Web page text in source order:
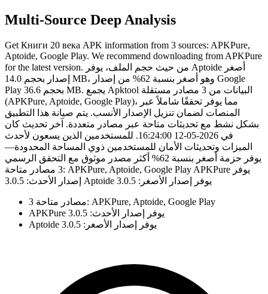
Multi-Source Deep Analysis
Get Книги 20 века APK information from 3 sources: APKPure,
Aptoide, Google Play. We recommend downloading from APKPure
for the latest version. من حيث حجم الملف، يوفر Aptoide أصغر
إصدار بحجم 14.0 MB، وهو أصغر بنسبة 62% من إصدار Google
Play بحجم 36.6 MB. يجمع Apktool البيانات من 3 مصادر مستقلة
(APKPure, Aptoide, Google Play)، مما يوفر تحققًا شاملاً عبر
المنصات لضمان تنزيل الإصدار الأنسب. يتم صيانة هذا التطبيق
بشكل نشط مع تحديثات متاحة عبر مصادر متعددة. آخر تحديث كان
في 2026-05-12 16:24:00. للمستخدمين الذين يسعون لأحدث
الميزات وتحديثات الأمان للمستخدمين ذوي المساحة المحدودة—
يوفر حزمة أصغر بنسبة 62% أكثر مصدر موثوق مع التحقق الرسمي
3 مصادر متاحة: APKPure, Aptoide, Google Play APKPure يوفر
إصدار الأحدث: 3.0.5 Aptoide يوفر إصدار الأصغر: 3.0.5
3 مصادر متاحة: APKPure, Aptoide, Google Play
APKPure يوفر إصدار الأحدث: 3.0.5
Aptoide يوفر إصدار الأصغر: 3.0.5